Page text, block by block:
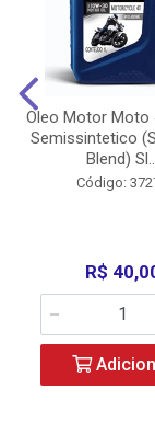
Oleo Motor Moto
Semissintetico
Blend)
Código:
R$